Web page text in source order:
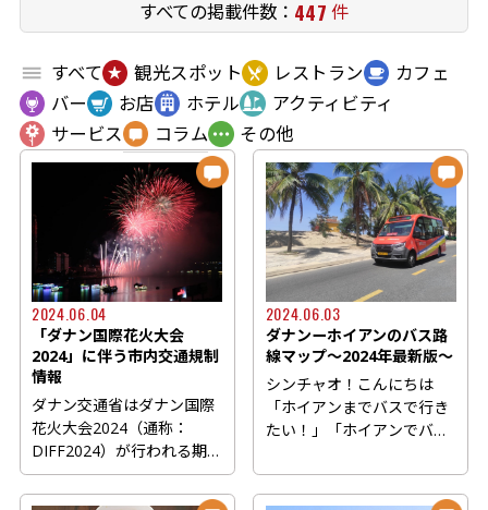
すべての掲載件数： 447 件
すべて 観光スポット レストラン
カフェ
バー
お店 ホテル
アクティビティ
サービス
コラム その他
2024.06.04
「ダナン国際花火大会
2024」に伴う市内交通規制
情報
ダナン交通省はダナン国際
花火大会2024（通称：
DIFF2024）が行われる期間
中、交通安全と秩序を確保
するた...
2024.06.03
ダナンーホイアンのバス路
線マップ～2024年最新版～
シンチャオ！こんにちは
「ホイアンまでバスで行き
たい！」「ホイアンでバス
方に...